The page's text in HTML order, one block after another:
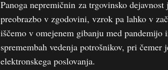
Panoga nepremičnin za trgovinsko
preobrazbo v zgodovini, vzrok pa lahko v
iščemo v omejenem gibanju med pandemijo
spremembah vedenja potrošnikov, pri
elektronskega poslovanja.